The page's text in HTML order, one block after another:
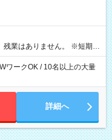
ありません。 ※短期の
承くださいませ。
ワークOK / 10名以上の大量
詳細へ